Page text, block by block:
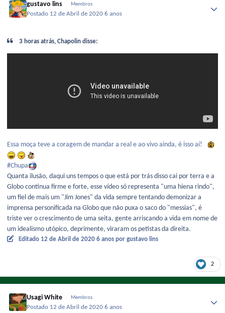
gustavo lins Membros
Postado 12 de Abril de 20206 anos
3 horas atrás, Chapolin disse:
Essa moça teve a coragem de mandar a real e ao vivo ainda, é isso aí!
#Chupa
Quanta ilusão, daqui uns tempos o que está por trás disso cai por terra e a
Globo continua firme e forte, esse vídeo só representa "uma hiena rindo",
um fiel de mais um "Jim Jones" da vida sempre tentando demonizar a
imprensa personificada na Globo que não puxa o saco do "messias", é
triste ver o crescimento de uma seita, gente arriscando a vida em nome de
um idealismo utópico, deprimente, viraram os petistas da direita.
Editado 12 de Abril de 2020 6 anos por gustavo lins
2
Usagi White Membros
Postado 12 de Abril de 20206 anos